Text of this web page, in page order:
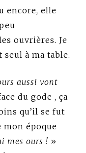
encore, elle
ouvrières. Je
à ma table.
aussi vont
du gode , ça
qu’il se fut
mon époque
mes ours ! »